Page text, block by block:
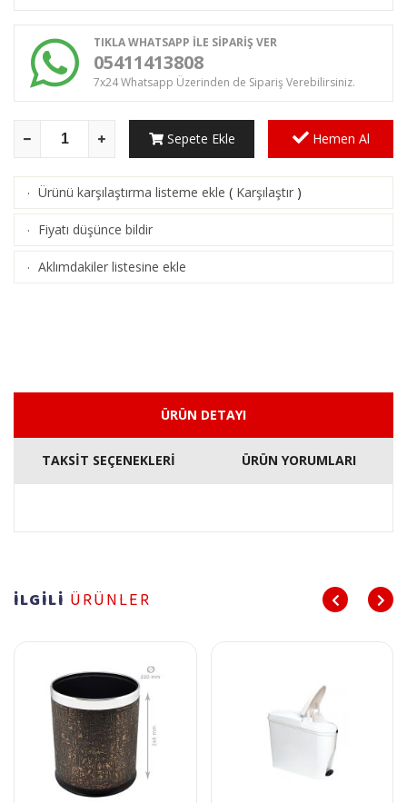
TIKLA WHATSAPP İLE SİPARİŞ VER
05411413808
7x24 Whatsapp Üzerinden de Sipariş Verebilirsiniz.
Sepete Ekle Hemen Al
· Ürünü karşılaştırma listeme ekle ( Karşılaştır )
· Fiyatı düşünce bildir
· Aklımdakiler listesine ekle
ÜRÜN DETAYI
TAKSİT SEÇENEKLERİ ÜRÜN YORUMLARI
İLGİLİ ÜRÜNLER